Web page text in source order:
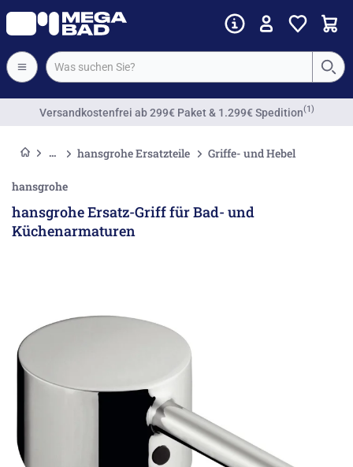
Versandkostenfrei ab 299€ Paket & 1.299€ Spedition(1)
hansgrohe Ersatzteile Griffe- und Hebel
hansgrohe
hansgrohe Ersatz-Griff für Bad- und
Küchenarmaturen